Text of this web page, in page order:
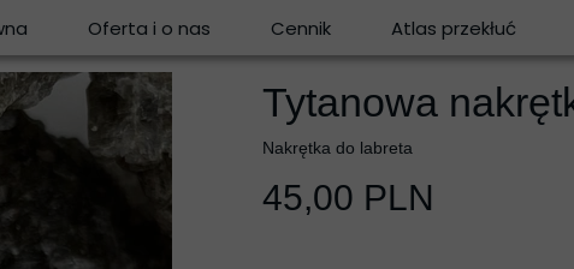
Oferta i o nas Cennik Atlas przekłuć
Nakrętka do labreta
45,00 PLN
Tytanowa